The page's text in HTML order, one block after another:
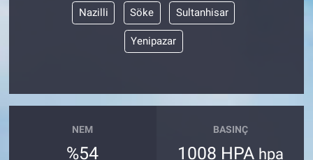
Nazilli Söke Sultanhisar
Yenipazar
NEM
%54
BASINÇ
1008 HPA hpa